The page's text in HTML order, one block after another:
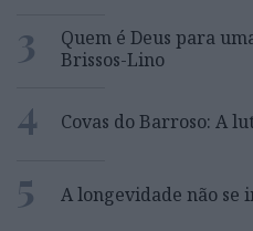
3
Quem é Deus para
Brissos-Lino
4 Covas do Barroso: A
5 A longevidade não se